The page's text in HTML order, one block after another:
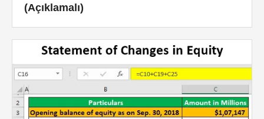
(Açıklamalı)